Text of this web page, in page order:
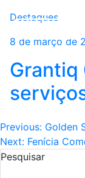
Destaques
8 de março de
Grantiq
de
Previous: Golden
Next: Fenícia
Pesquisar